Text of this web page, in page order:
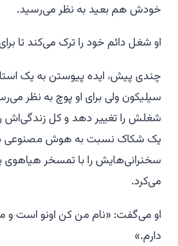
خودش هم بعید به نظر می‌رسید.
او شغل دائم خود را ترک می‌کند تا برای یک ۲۴ ساله
چندی پیش، ایده پیوستن به یک
سیلیکون ولی برای او پوچ به نظر
شغلش را تغییر دهد و کل زندگی‌اش
یک شکاک نسبت به هوش مصنوعی
سخنرانی‌هایش را با تمسخر هیاهوی
می‌کرد.
دارم.»